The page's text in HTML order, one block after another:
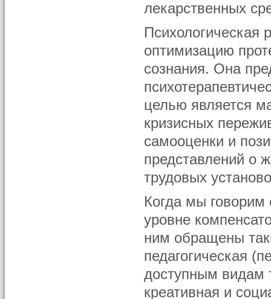
лекарственных
Психологическая
оптимизацию
сознания. Она
целью является
кризисных
самооценки и
представлений о
трудовых
Когда мы говорим
уровне
ним обращены
педагогическая
доступным видам
креативная и